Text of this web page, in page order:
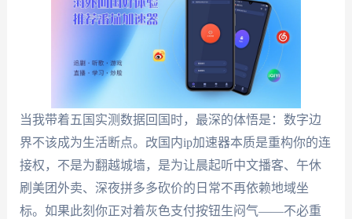
当我带着五国实测数据回国时，最深的体悟是：数字边
界不该成为生活断点。改国内ip加速器本质是重构你的连
接权，不是为翻越城墙，是为让晨起听中文播客、午休
刷美团外卖、深夜拼多多砍价的日常不再依赖地域坐
标。如果此刻你正对着灰色支付按钮生闷气——不必重